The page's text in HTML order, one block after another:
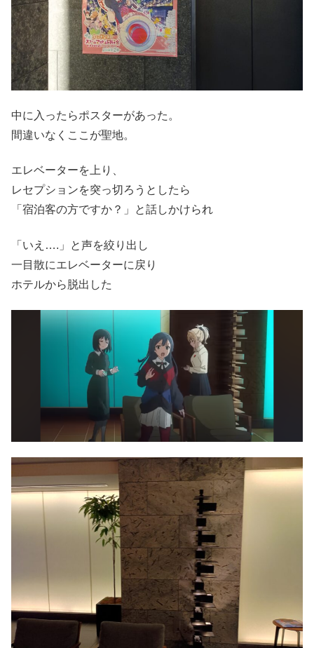
中に入ったらポスターがあった。
間違いなくここが聖地。
エレベーターを上り、
レセプションを突っ切ろうとしたら
「宿泊客の方ですか？」と話しかけられ
「いえ….」と声を絞り出し
一目散にエレベーターに戻り
ホテルから脱出した